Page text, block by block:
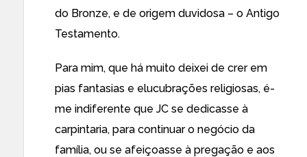
do Bronze, e de origem duvidosa – o Antigo
Testamento.
Para mim, que há muito deixei de crer em
pias fantasias e elucubrações religiosas, é-
me indiferente que JC se dedicasse à
carpintaria, para continuar o negócio da
família, ou se afeiçoasse à pregação e aos